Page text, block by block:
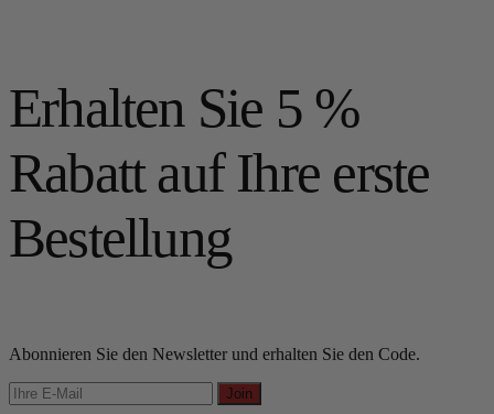
Erhalten Sie 5 %
Rabatt auf Ihre erste
Bestellung
Abonnieren Sie den Newsletter und erhalten Sie den Code.
Join